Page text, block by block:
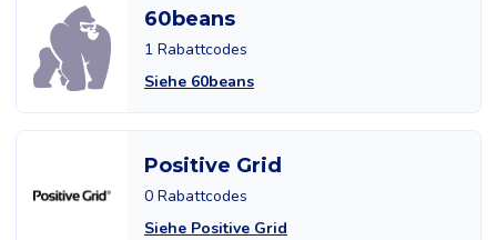
60beans
1 Rabattcodes
Siehe 60beans
Positive Grid
0 Rabattcodes
Siehe Positive Grid